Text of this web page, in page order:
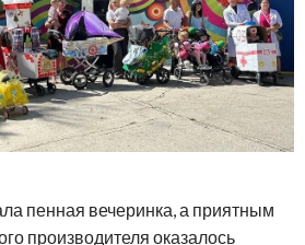
пенная вечеринка, а приятным
производителя оказалось